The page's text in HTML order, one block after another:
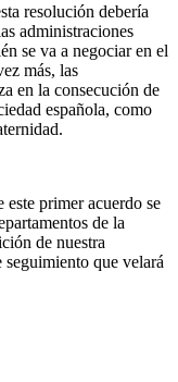
resolución debería
administraciones
se va a negociar en el
más, las
en la consecución de
española, como
primer acuerdo se
de la
de nuestra
que velará